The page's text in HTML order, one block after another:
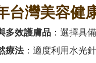
台灣美容健
多效護膚品 ：選擇具
療法：適度利用水光